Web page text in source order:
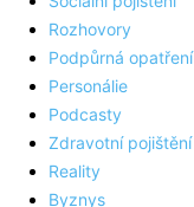
Rozhovory
Podpůrná opatření
Personálie
Podcasty
Zdravotní pojištění
Reality
Byznys